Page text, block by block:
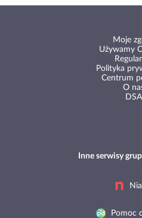
Moje
Używamy
Polityka
Centrum
O
DSA
Inne serwisy
Pomoc